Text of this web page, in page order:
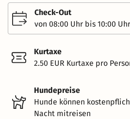
Check-Out
von 08:00 Uhr bis 10:00 Uhr
Kurtaxe
2.50 EUR Kurtaxe pro
Hundepreise
Hunde können
Nacht mitreisen